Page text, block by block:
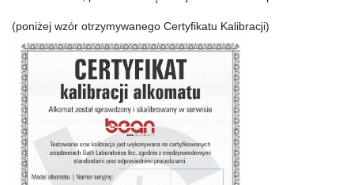
(poniżej wzór otrzymywanego Certyfikatu Kalibracji)